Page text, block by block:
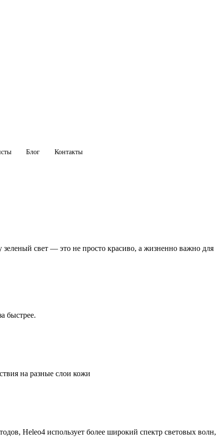
Блог Контакты
свет — это не просто красиво, а жизненно важно для
быстрее.
на разные слои кожи
Heleo4 использует более широкий спектр световых волн,